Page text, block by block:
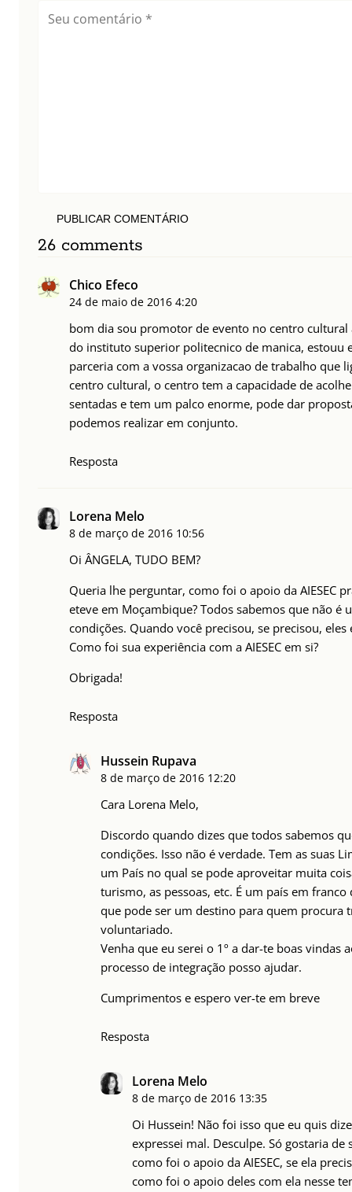
PUBLICAR COMENTÁRIO
26 comments
Chico Efeco
24 de maio de 2016 4:20
bom dia sou promotor de evento no centro
do instituto superior politecnico de manica, estouu
parceria com a vossa organizacao de trabalho que
centro cultural, o centro tem a capacidade de
sentadas e tem um palco enorme, pode dar
podemos realizar em conjunto.
Resposta
Lorena Melo
8 de março de 2016 10:56
Oi ÂNGELA, TUDO BEM?
Queria lhe perguntar, como foi o apoio da AIESEC
eteve em Moçambique? Todos sabemos que não é
condições. Quando você precisou, se precisou, eles
Como foi sua experiência com a AIESEC em si?
Obrigada!
Resposta
Hussein Rupava
8 de março de 2016 12:20
Cara Lorena Melo,
Discordo quando dizes que todos sabemos
condições. Isso não é verdade. Tem as suas
um País no qual se pode aproveitar muita
turismo, as pessoas, etc. É um país em
que pode ser um destino para quem procura
voluntariado.
Venha que eu serei o 1º a dar-te boas vindas
processo de integração posso ajudar.
Cumprimentos e espero ver-te em breve
Resposta
Lorena Melo
8 de março de 2016 13:35
Oi Hussein! Não foi isso que eu quis
expressei mal. Desculpe. Só gostaria de
como foi o apoio da AIESEC, se ela
como foi o apoio deles com ela nesse